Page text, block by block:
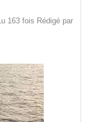
163 fois Rédigé par